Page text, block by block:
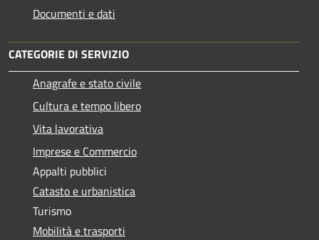
Documenti e dati
CATEGORIE DI SERVIZIO
Anagrafe e stato civile
Cultura e tempo libero
Vita lavorativa
Imprese e Commercio
Appalti pubblici
Catasto e urbanistica
Turismo
Mobilità e trasporti